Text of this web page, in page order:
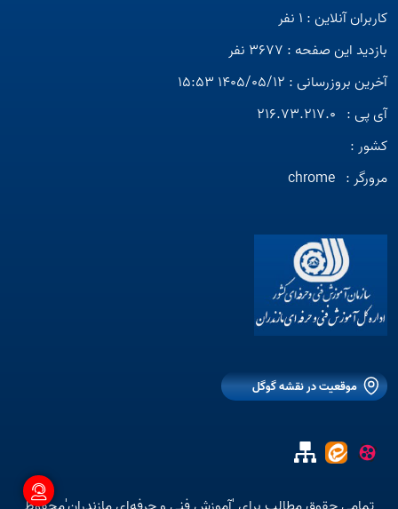
کاربران آنلاین : 1 نفر
بازدید این صفحه : 3677 نفر
آخرین بروزرسانی : 1405/05/12 15:53
آی پی : 216.73.217.0
کشور :
مرورگر : chrome
موقعیت در نقشه گوگل